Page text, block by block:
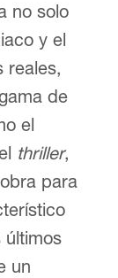
no solo
y el
reales,
de
el
thriller,
para
últimos
un